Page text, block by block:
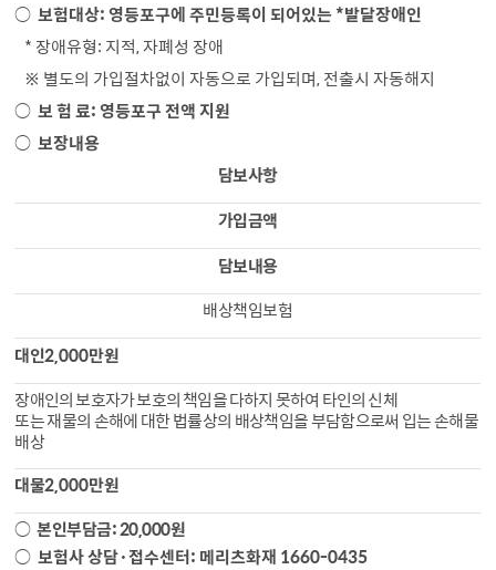
○보험대상: 영등포구에 주민등록이 되어있는 *발달장애인
* 장애유형: 지적, 자폐성 장애
※ 별도의 가입절차없이 자동으로 가입되며, 전출시 자동해지
○보 험 료: 영등포구 전액 지원
○보장내용
담보사항
가입금액
담보내용
배상책임보험
대인2,000만원
장애인의 보호자가 보호의 책임을 다하지 못하여 타인의 신체
또는 재물의 손해에 대한 법률상의 배상책임을 부담함으로써 입는 손해물
배상
대물2,000만원
○본인부담금: 20,000원
○보험사 상담·접수센터: 메리츠화재 1660-0435